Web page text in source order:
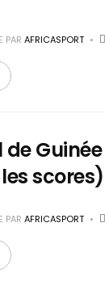
PAR AFRICASPORT
de
scores)
PAR AFRICASPORT